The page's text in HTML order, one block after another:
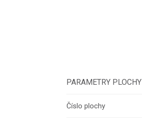
PARAMETRY PLOCHY
Číslo plochy